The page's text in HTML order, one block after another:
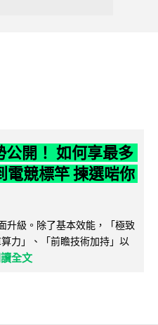
開！ 如何享最多
競標竿 揀選啱你
升級。除了基本效能，「極致
力」、「前瞻技術加持」以
全文